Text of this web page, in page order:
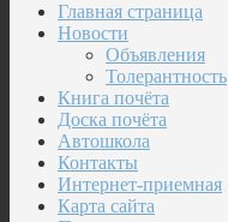
Главная страница
Новости
Объявления
Толерантность
Книга почёта
Доска почёта
Автошкола
Контакты
Интернет-приемная
Карта сайта